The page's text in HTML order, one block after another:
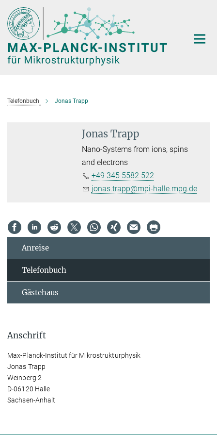
Hauptinhalt
Telefonbuch Jonas Trapp
Jonas Trapp
Nano-Systems from ions, spins
and electrons
+49 345 5582 522
jonas.trapp@mpi-halle.mpg.de
Anreise
Telefonbuch
Gästehaus
Anschrift
Max-Planck-Institut für Mikrostrukturphysik
Jonas Trapp
Weinberg 2
D-06120 Halle
Sachsen-Anhalt